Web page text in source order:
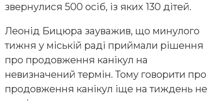
звернулися 500 осіб, із яких 130 дітей.
Леонід Бицюра зауважив, що минулого
тижня у міській раді приймали рішення
про продовження канікул на
невизначений термін. Тому говорити про
продовження канікул іще на тиждень не